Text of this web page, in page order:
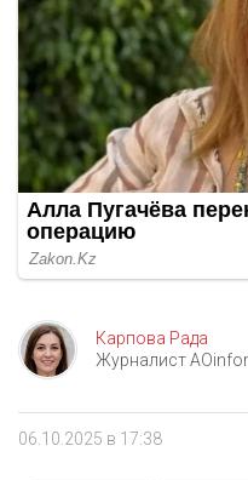
Карпова Рада
Журналист
06.10.2025 в 17:38